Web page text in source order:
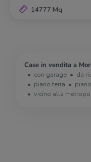
14777 Mq
Case in vendita a
con garage
da
piano terra
vicino alla